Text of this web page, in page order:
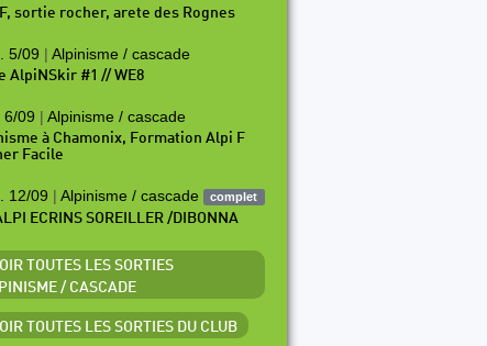
sortie rocher, arete des Rognes
5/09 | Alpinisme / cascade
AlpiNSkir #1 // WE8
6/09 | Alpinisme / cascade
à Chamonix, Formation Alpi F
Facile
12/09 | Alpinisme / cascade complet
ECRINS SOREILLER /DIBONNA
TOUTES LES SORTIES
/ CASCADE
TOUTES LES SORTIES DU CLUB